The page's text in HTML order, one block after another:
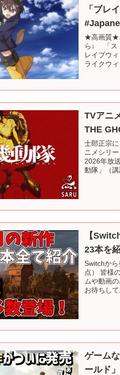
「ブレ
★高画質★
ら↓ 「ス
レイブウ
ライクウ
TVアニ
THE
士郎正宗
ニメシリ
2026年放
動隊」（
【
23本を
Switchか
点） 皆様
ムや動画
お待ちし
ゲーム
ールド